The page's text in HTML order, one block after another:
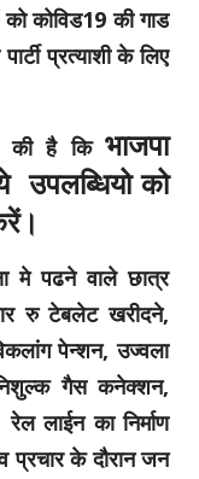
कोविड19 की गाड
प्रत्याशी के लिए
की है कि भाजपा
उपलब्धियो को
मे पढने वाले छात्र
रु टेबलेट खरीदने,
पेन्शन, उज्वला
निशुल्क गैस कनेक्शन,
लाईन का निर्माण
प्रचार के दौरान जन